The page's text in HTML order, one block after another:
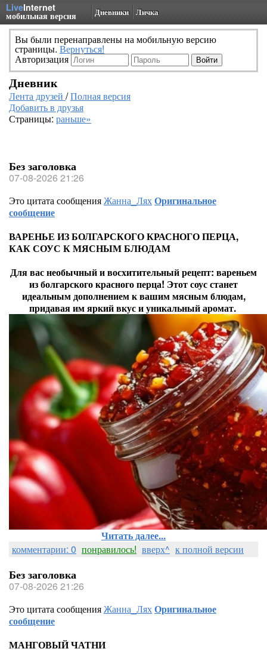
LiveInternet
мобильная версия Дневники Личка
Вы были перенаправлены на мобильную версию
страницы. Вернуться!
Авторизация
Дневник
Лента друзей /Полная версия
Добавить в друзья
Страницы: раньше»
Без заголовка
07-08-2026 21:26
Это цитата сообщенияЖанна_ЛяхОригинальное
сообщение
ВАРЕНЬЕ ИЗ БОЛГАРСКОГО КРАСНОГО ПЕРЦА,
КАК СОУС К МЯСНЫМ БЛЮДАМ
Для вас необычный и восхитительный рецепт: вареньем
из болгарского красного перца! Этот соус станет
идеальным дополнением к вашим мясным блюдам,
придавая им яркий вкус и уникальный аромат.
Читать далее...
комментарии: 0 понравилось! вверх^ к полной версии
Без заголовка
07-08-2026 21:26
Это цитата сообщенияЖанна_ЛяхОригинальное
сообщение
МАНГОВЫЙ ЧАТНИ